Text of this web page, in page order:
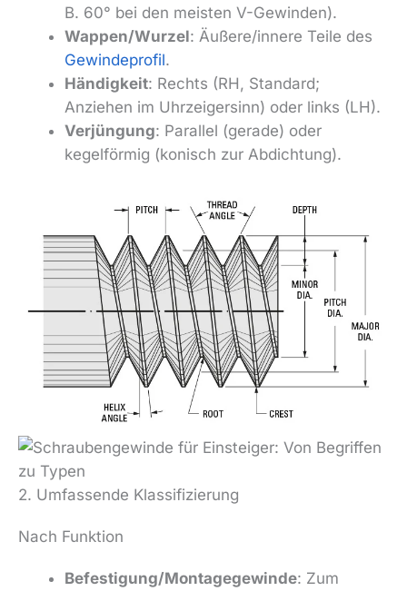
B. 60° bei den meisten V-Gewinden).
Wappen/Wurzel: Äußere/innere Teile des
Gewindeprofil.
Händigkeit: Rechts (RH, Standard;
Anziehen im Uhrzeigersinn) oder links (LH).
Verjüngung: Parallel (gerade) oder
kegelförmig (konisch zur Abdichtung).
2. Umfassende Klassifizierung
Nach Funktion
Befestigung/Montagegewinde: Zum